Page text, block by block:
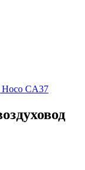
Hoco CA37